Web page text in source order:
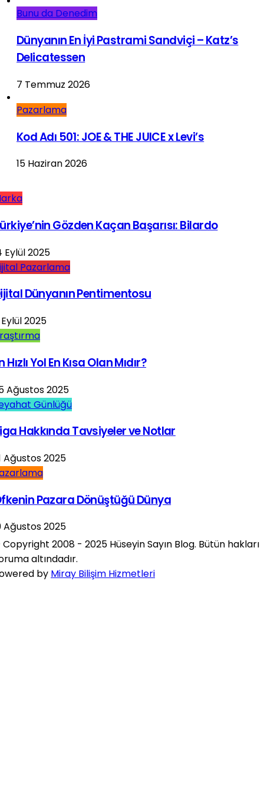
Bunu da Denedim
Dünyanın En İyi Pastrami Sandviçi – Katz’s
Delicatessen
7 Temmuz 2026
Pazarlama
Kod Adı 501: JOE & THE JUICE x Levi’s
15 Haziran 2026
Gözden Kaçan Başarısı: Bilardo
Eylül 2025
Pazarlama
Dünyanın Pentimentosu
2025
Hızlı Yol En Kısa Olan Mıdır?
Ağustos 2025
Günlüğü
Hakkında Tavsiyeler ve Notlar
Ağustos 2025
Pazara Dönüştüğü Dünya
Ağustos 2025
2008 - 2025 Hüseyin Sayın Blog. Bütün hakları
altındadır.
by Miray Bilişim Hizmetleri